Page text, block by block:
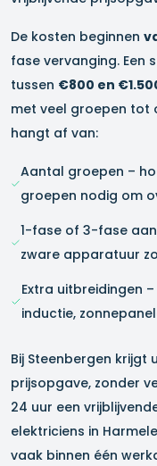
De kosten beginnen
fase vervanging.
tussen €800 en
met veel groepen tot
hangt af van:
Aantal groepen –
groepen nodig om
1-fase of 3-fase
zware apparatuur
Extra uitbreidingen
inductie,
Bij Steenbergen
prijsopgave, zonder
24 uur een
elektriciens in
vaak binnen één